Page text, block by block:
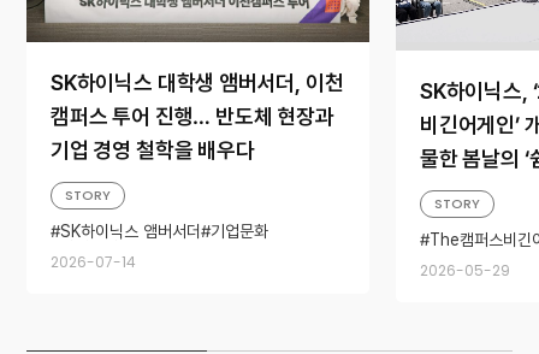
SK하이닉스 대학생 앰버서더, 이천
캠퍼스 투어 진행… 반도체 현장과
기업 경영 철학을 배우다
2026-07-14
STORY
SK하이닉스 앰버서더
기업문화
SK하이닉스,
비긴어게인’
물한 봄날의 ‘
2026-05-29
STORY
The캠퍼스비긴